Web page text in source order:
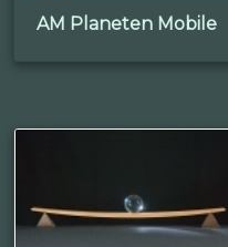
AM Planeten Mobile